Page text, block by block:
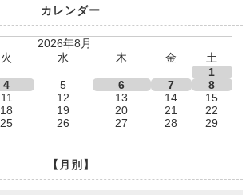
カレンダー
2026年8月
火 水 木 金
土
1
4 5 6 7
8
11 12 13 14
15
18 19 20 21
22
25 26 27 28
29
【月別】